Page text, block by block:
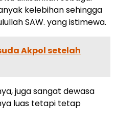
kelebihan sehingga
SAW. yang istimewa.
Akpol setelah
juga sangat dewasa
luas tetapi tetap